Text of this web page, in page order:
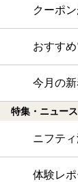
クーポ
おすす
今月の
特集・ニュース
ニフテ
体験レポ